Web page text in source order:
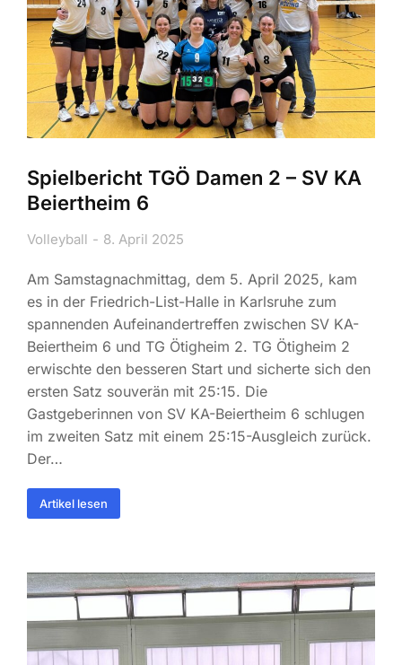
Spielbericht TGÖ Damen 2 – SV KA
Beiertheim 6
Volleyball 8. April 2025
Am Samstagnachmittag, dem 5. April 2025, kam
es in der Friedrich-List-Halle in Karlsruhe zum
spannenden Aufeinandertreffen zwischen SV KA-
Beiertheim 6 und TG Ötigheim 2. TG Ötigheim 2
erwischte den besseren Start und sicherte sich den
ersten Satz souverän mit 25:15. Die
Gastgeberinnen von SV KA-Beiertheim 6 schlugen
im zweiten Satz mit einem 25:15-Ausgleich zurück.
Der…
Artikel lesen